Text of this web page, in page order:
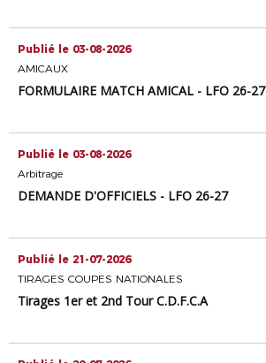
Publié le 03-08-2026
AMICAUX
FORMULAIRE MATCH AMICAL - LFO 26-27
Publié le 03-08-2026
Arbitrage
DEMANDE D'OFFICIELS - LFO 26-27
Publié le 21-07-2026
TIRAGES COUPES NATIONALES
Tirages 1er et 2nd Tour C.D.F.C.A